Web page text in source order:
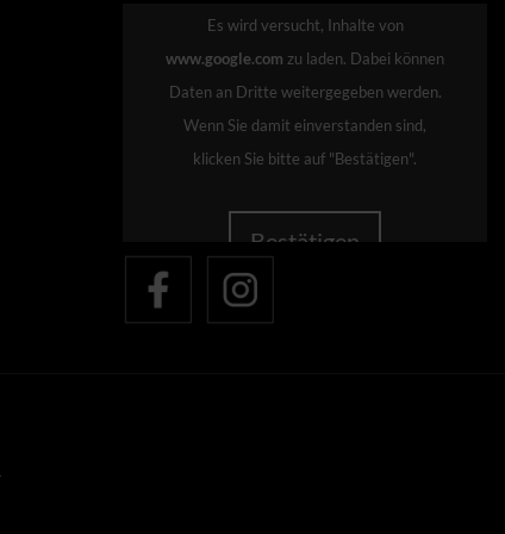
www.google.com zu laden. Dabei können
Daten an Dritte weitergegeben werden.
Wenn Sie damit einverstanden sind,
klicken Sie bitte auf "Bestätigen".
Bestätigen